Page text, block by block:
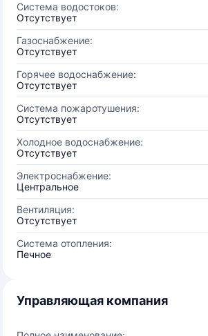
Система водостоков:
Отсутствует
Газоснабжение:
Отсутствует
Горячее водоснабжение:
Отсутствует
Система пожаротушения:
Отсутствует
Холодное водоснабжение:
Отсутствует
Электроснабжение:
Центральное
Вентиляция:
Отсутствует
Система отопления:
Печное
Управляющая компания